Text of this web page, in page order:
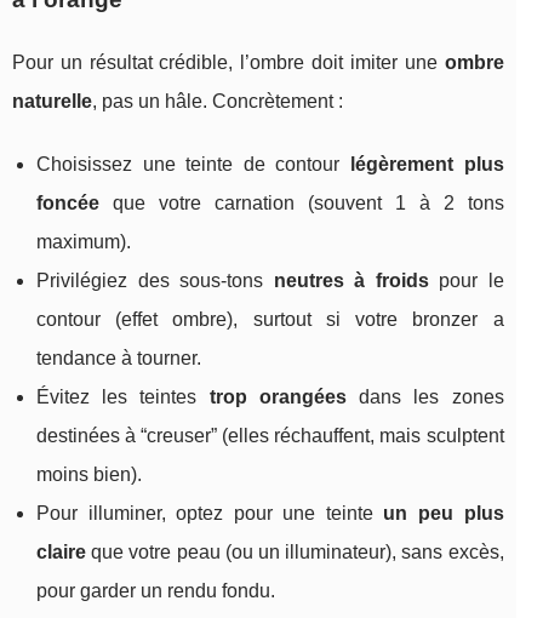
Pour un résultat crédible, l’ombre doit imiter une ombre
naturelle, pas un hâle. Concrètement :
Choisissez une teinte de contour
légèrement plus
foncée que votre carnation (souvent 1 à 2 tons
maximum).
Privilégiez des sous-tons neutres à froidspour le
contour (effet ombre), surtout si votre bronzer a
tendance à tourner.
Évitez les teintes trop orangéesdans les zones
destinées à “creuser” (elles réchauffent, mais sculptent
moins bien).
Pour illuminer, optez pour une teinte un peu plus
claire que votre peau (ou un illuminateur), sans excès,
pour garder un rendu fondu.